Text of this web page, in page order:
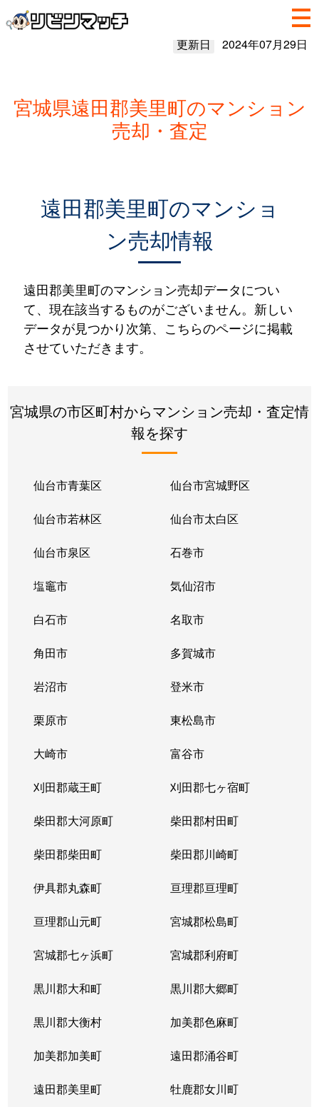
更新日 2024年07月29日
宮城県遠田郡美里町のマンション
売却・査定
遠田郡美里町のマンショ
ン売却情報
遠田郡美里町のマンション売却データについ
て、現在該当するものがございません。新しい
データが見つかり次第、こちらのページに掲載
させていただきます。
宮城県の市区町村からマンション売却・査定情
報を探す
仙台市青葉区 仙台市宮城野区
仙台市若林区 仙台市太白区
仙台市泉区 石巻市
塩竈市 気仙沼市
白石市 名取市
角田市 多賀城市
岩沼市 登米市
栗原市 東松島市
大崎市 富谷市
刈田郡蔵王町 刈田郡七ヶ宿町
柴田郡大河原町 柴田郡村田町
柴田郡柴田町 柴田郡川崎町
伊具郡丸森町 亘理郡亘理町
亘理郡山元町 宮城郡松島町
宮城郡七ヶ浜町 宮城郡利府町
黒川郡大和町 黒川郡大郷町
黒川郡大衡村 加美郡色麻町
加美郡加美町 遠田郡涌谷町
遠田郡美里町 牡鹿郡女川町